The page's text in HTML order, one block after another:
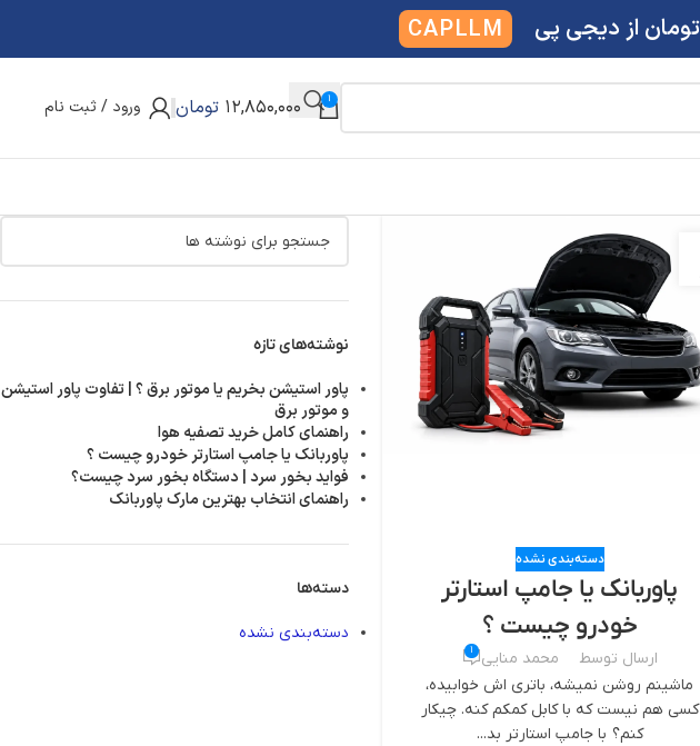
1
12,850,000 تومان ورود / ثبت نام
دسته‌بندی نشده
پاوربانک یا جامپ استارتر
خودرو چیست ؟
ارسال توسط محمد منایی 1
ماشینم روشن نمیشه، باتری اش خوابیده،
کسی هم نیست که با کابل کمکم کنه. چیکار
کنم؟ با جامپ استارتر بد...
نوشته‌های تازه
پاور استیشن بخریم یا موتور برق ؟ | تفاوت پاور استیشن
و موتور برق
راهنمای کامل خرید تصفیه هوا
پاوربانک یا جامپ استارتر خودرو چیست ؟
فواید بخور سرد | دستگاه بخور سرد چیست؟
راهنمای انتخاب بهترین مارک پاوربانک
دسته‌ها
دسته‌بندی نشده
CAPLLM